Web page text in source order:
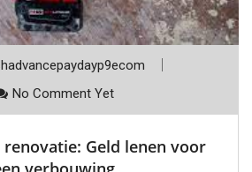
No Comment Yet
Geld lenen voor